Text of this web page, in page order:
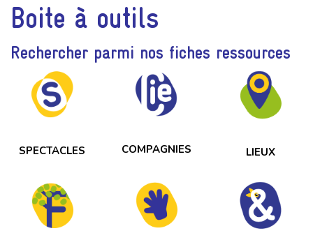
Boite à outils
Rechercher parmi nos fiches ressources
SPECTACLES COMPAGNIES LIEUX